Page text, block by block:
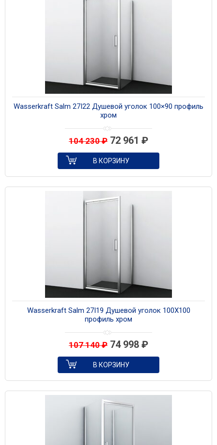
Wasserkraft Salm 27I22 Душевой уголок 100×90 профиль
хром
104 230₽ 72 961 ₽
В КОРЗИНУ
Wasserkraft Salm 27I19 Душевой уголок 100X100
профиль хром
107 140₽ 74 998 ₽
В КОРЗИНУ